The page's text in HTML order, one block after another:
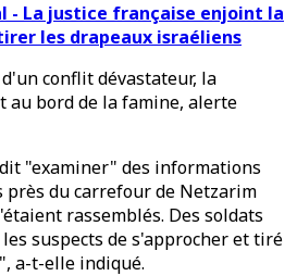
- La justice française enjoint la
les drapeaux israéliens
conflit dévastateur, la
au bord de la famine, alerte
"examiner" des informations
près du carrefour de Netzarim
rassemblés. Des soldats
suspects de s'approcher et tiré
a-t-elle indiqué.